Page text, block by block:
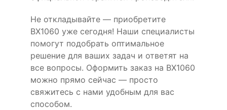
Не откладывайте — приобретите
BX1060 уже сегодня! Наши специалисты
помогут подобрать оптимальное
решение для ваших задач и ответят на
все вопросы. Оформить заказ на BX1060
можно прямо сейчас — просто
свяжитесь с нами удобным для вас
способом.